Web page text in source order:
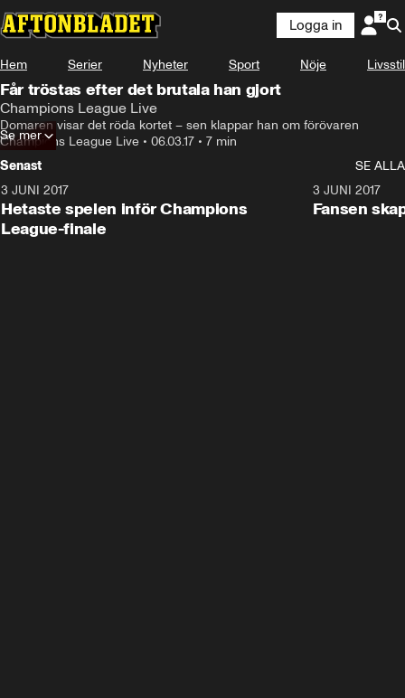
Logga in
Hem Serier Nyheter Sport Nöje Livsstil
Får tröstas efter det brutala han gjort
Champions League Live
Domaren visar det röda kortet – sen klappar han om förövaren
Champions League Live • 06.03.17 • 7 min
Se mer
Senast
SE ALLA
3 JUNI 2017
Hetaste spelen inför Champions
League-finale
3 JUNI 2017
Fansen